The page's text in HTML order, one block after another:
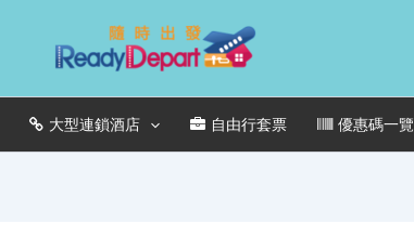
大型連鎖酒店 自由行套票 優惠碼一覽